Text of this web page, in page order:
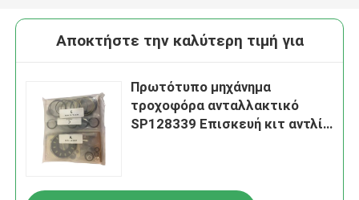
Αποκτήστε την καλύτερη τιμή για
Πρωτότυπο μηχάνημα
τροχοφόρα ανταλλακτικό
SP128339 Επισκευή κιτ αντλία